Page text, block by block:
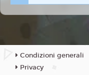
Condizioni generali
Privacy